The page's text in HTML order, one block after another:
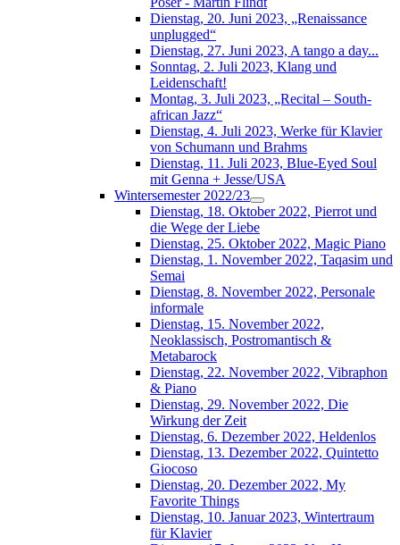
Dienstag, 20. Juni 2023, „Renaissance
unplugged“
Dienstag, 27. Juni 2023, A tango a day...
Sonntag, 2. Juli 2023, Klang und
Leidenschaft!
Montag, 3. Juli 2023, „Recital – South-
african Jazz“
Dienstag, 4. Juli 2023, Werke für Klavier
von Schumann und Brahms
Dienstag, 11. Juli 2023, Blue-Eyed Soul
mit Genna + Jesse/USA
Wintersemester 2022/23
Dienstag, 18. Oktober 2022, Pierrot und
die Wege der Liebe
Dienstag, 25. Oktober 2022, Magic Piano
Dienstag, 1. November 2022, Taqasim und
Semai
Dienstag, 8. November 2022, Personale
informale
Dienstag, 15. November 2022,
Neoklassisch, Postromantisch &
Metabarock
Dienstag, 22. November 2022, Vibraphon
& Piano
Dienstag, 29. November 2022, Die
Wirkung der Zeit
Dienstag, 6. Dezember 2022, Heldenlos
Dienstag, 13. Dezember 2022, Quintetto
Giocoso
Dienstag, 20. Dezember 2022, My
Favorite Things
Dienstag, 10. Januar 2023, Wintertraum
für Klavier